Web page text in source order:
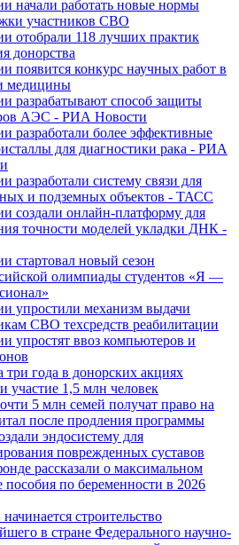
начали работать новые нормы
участников СВО
отобрали 118 лучших практик
донорства
появится конкурс научных работ в
медицины
разрабатывают способ защиты
АЭС - РИА Новости
разработали более эффективные
для диагностики рака - РИА
разработали систему связи для
и подземных объектов - ТАСС
создали онлайн-платформу для
точности моделей укладки ДНК -
стартовал новый сезон
олимпиады студентов «Я —
упростили механизм выдачи
СВО техсредств реабилитации
упростят ввоз компьютеров и
года в донорских акциях
участие 1,5 млн человек
5 млн семей получат право на
после продления программы
эндосистему для
поврежденных суставов
рассказали о максимальном
пособия по беременности в 2026
строительство
в стране Федерального научно-